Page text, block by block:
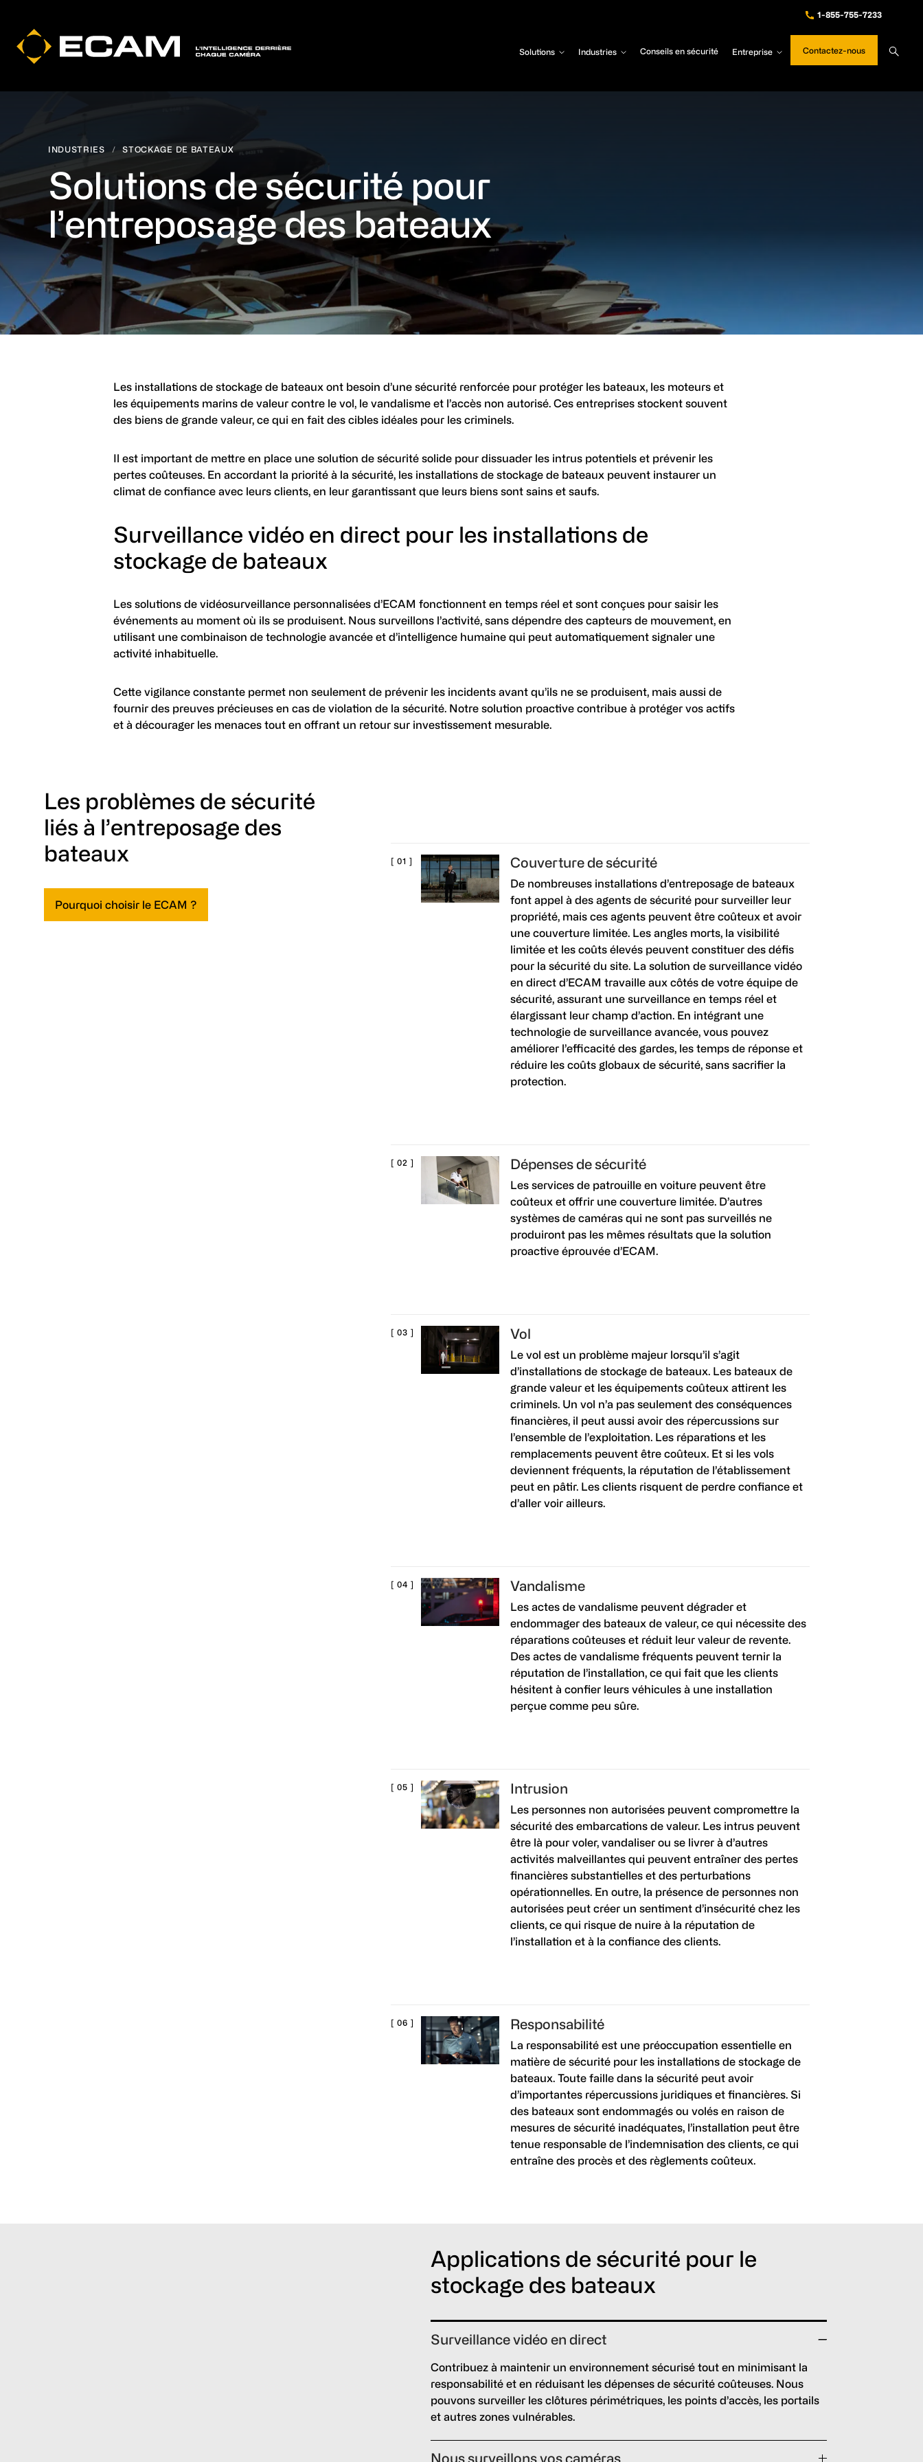
main
content
footer
navigation
1-855-755-7233
Solutions Industries Conseils en sécurité Entreprise Contactez-nous
INDUSTRIES / STOCKAGE DE BATEAUX
Solutions de sécurité pour
l’entreposage des bateaux
Les installations de stockage de bateaux ont besoin d’une sécurité renforcée pour protéger les bateaux, les moteurs et
les équipements marins de valeur contre le vol, le vandalisme et l’accès non autorisé. Ces entreprises stockent souvent
des biens de grande valeur, ce qui en fait des cibles idéales pour les criminels.
Il est important de mettre en place une solution de sécurité solide pour dissuader les intrus potentiels et prévenir les
pertes coûteuses. En accordant la priorité à la sécurité, les installations de stockage de bateaux peuvent instaurer un
climat de confiance avec leurs clients, en leur garantissant que leurs biens sont sains et saufs.
Surveillance vidéo en direct pour les installations de
stockage de bateaux
Les solutions de vidéosurveillance personnalisées d’ECAM fonctionnent en temps réel et sont conçues pour saisir les
événements au moment où ils se produisent. Nous surveillons l’activité, sans dépendre des capteurs de mouvement, en
utilisant une combinaison de technologie avancée et d’intelligence humaine qui peut automatiquement signaler une
activité inhabituelle.
Cette vigilance constante permet non seulement de prévenir les incidents avant qu’ils ne se produisent, mais aussi de
fournir des preuves précieuses en cas de violation de la sécurité. Notre solution proactive contribue à protéger vos actifs
et à décourager les menaces tout en offrant un retour sur investissement mesurable.
Les problèmes de sécurité
liés à l’entreposage des
bateaux
Pourquoi choisir le ECAM ?
Couverture de sécurité
De nombreuses installations d’entreposage de bateaux
font appel à des agents de sécurité pour surveiller leur
propriété, mais ces agents peuvent être coûteux et avoir
une couverture limitée. Les angles morts, la visibilité
limitée et les coûts élevés peuvent constituer des défis
pour la sécurité du site. La solution de surveillance vidéo
en direct d’ECAM travaille aux côtés de votre équipe de
sécurité, assurant une surveillance en temps réel et
élargissant leur champ d’action. En intégrant une
technologie de surveillance avancée, vous pouvez
améliorer l’efficacité des gardes, les temps de réponse et
réduire les coûts globaux de sécurité, sans sacrifier la
protection.
Dépenses de sécurité
Les services de patrouille en voiture peuvent être
coûteux et offrir une couverture limitée. D’autres
systèmes de caméras qui ne sont pas surveillés ne
produiront pas les mêmes résultats que la solution
proactive éprouvée d’ECAM.
Vol
Le vol est un problème majeur lorsqu’il s’agit
d’installations de stockage de bateaux. Les bateaux de
grande valeur et les équipements coûteux attirent les
criminels. Un vol n’a pas seulement des conséquences
financières, il peut aussi avoir des répercussions sur
l’ensemble de l’exploitation. Les réparations et les
remplacements peuvent être coûteux. Et si les vols
deviennent fréquents, la réputation de l’établissement
peut en pâtir. Les clients risquent de perdre confiance et
d’aller voir ailleurs.
Vandalisme
Les actes de vandalisme peuvent dégrader et
endommager des bateaux de valeur, ce qui nécessite des
réparations coûteuses et réduit leur valeur de revente.
Des actes de vandalisme fréquents peuvent ternir la
réputation de l’installation, ce qui fait que les clients
hésitent à confier leurs véhicules à une installation
perçue comme peu sûre.
Intrusion
Les personnes non autorisées peuvent compromettre la
sécurité des embarcations de valeur. Les intrus peuvent
être là pour voler, vandaliser ou se livrer à d’autres
activités malveillantes qui peuvent entraîner des pertes
financières substantielles et des perturbations
opérationnelles. En outre, la présence de personnes non
autorisées peut créer un sentiment d’insécurité chez les
clients, ce qui risque de nuire à la réputation de
l’installation et à la confiance des clients.
Responsabilité
La responsabilité est une préoccupation essentielle en
matière de sécurité pour les installations de stockage de
bateaux. Toute faille dans la sécurité peut avoir
d’importantes répercussions juridiques et financières. Si
des bateaux sont endommagés ou volés en raison de
mesures de sécurité inadéquates, l’installation peut être
tenue responsable de l’indemnisation des clients, ce qui
entraîne des procès et des règlements coûteux.
Applications de sécurité pour le
stockage des bateaux
Surveillance vidéo en direct
Contribuez à maintenir un environnement sécurisé tout en minimisant la
responsabilité et en réduisant les dépenses de sécurité coûteuses. Nous
pouvons surveiller les clôtures périmétriques, les points d’accès, les portails
et autres zones vulnérables.
Nous surveillons vos caméras